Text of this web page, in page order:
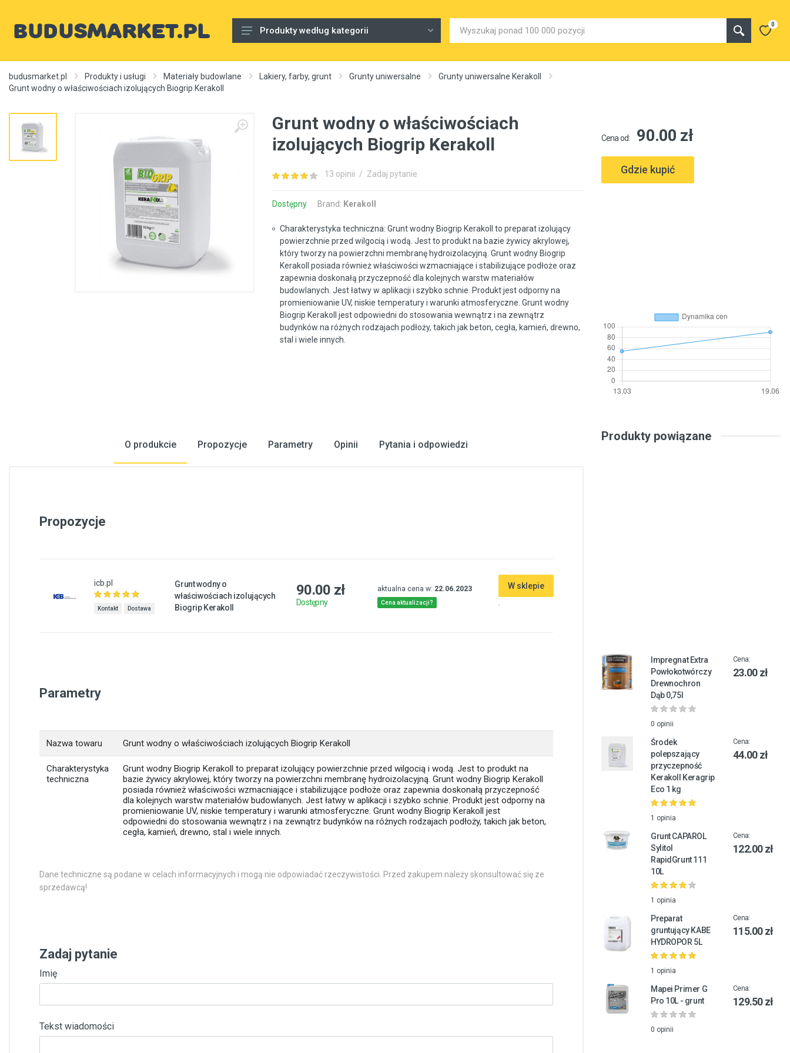
Materiały budowlane
Woda, gaz, ogrzewanie, kanalizacja, wentylacja
Wnętrze
Zewnętrzny
Artykuły dekoracyjne, dywany itp.
Produkty według kategorii
0
budusmarket.pl Produkty i usługi Materiały budowlane Lakiery, farby, grunt Grunty uniwersalne
Grunty uniwersalne Kerakoll
Grunt wodny o właściwościach izolujących Biogrip Kerakoll
Grunt wodny o właściwościach
izolujących Biogrip Kerakoll
13 opinii / Zadaj pytanie
Dostępny Brand: Kerakoll
Charakterystyka techniczna: Grunt wodny Biogrip Kerakoll to preparat izolujący
powierzchnie przed wilgocią i wodą. Jest to produkt na bazie żywicy akrylowej,
który tworzy na powierzchni membranę hydroizolacyjną. Grunt wodny Biogrip
Kerakoll posiada również właściwości wzmacniające i stabilizujące podłoże oraz
zapewnia doskonałą przyczepność dla kolejnych warstw materiałów
budowlanych. Jest łatwy w aplikacji i szybko schnie. Produkt jest odporny na
promieniowanie UV, niskie temperatury i warunki atmosferyczne. Grunt wodny
Biogrip Kerakoll jest odpowiedni do stosowania wewnątrz i na zewnątrz
budynków na różnych rodzajach podłoży, takich jak beton, cegła, kamień, drewno,
stal i wiele innych.
Cena od: 90.00 zł
Gdzie kupić
O produkcie Propozycje Parametry Opinii Pytania i odpowiedzi
Propozycje
icb.pl
Kontakt Dostawa
Grunt wodny o
właściwościach izolujących
Biogrip Kerakoll
90.00 zł
Dostępny
aktualna cena w: 22.06.2023
Cena aktualizacji?
W sklepie
.
Parametry
Nazwa towaru Grunt wodny o właściwościach izolujących Biogrip Kerakoll
Charakterystyka
techniczna
Grunt wodny Biogrip Kerakoll to preparat izolujący powierzchnie przed wilgocią i wodą. Jest to produkt na
bazie żywicy akrylowej, który tworzy na powierzchni membranę hydroizolacyjną. Grunt wodny Biogrip Kerakoll
posiada również właściwości wzmacniające i stabilizujące podłoże oraz zapewnia doskonałą przyczepność
dla kolejnych warstw materiałów budowlanych. Jest łatwy w aplikacji i szybko schnie. Produkt jest odporny na
promieniowanie UV, niskie temperatury i warunki atmosferyczne. Grunt wodny Biogrip Kerakoll jest
odpowiedni do stosowania wewnątrz i na zewnątrz budynków na różnych rodzajach podłoży, takich jak beton,
cegła, kamień, drewno, stal i wiele innych.
Dane techniczne są podane w celach informacyjnych i mogą nie odpowiadać rzeczywistości. Przed zakupem należy skonsultować się ze
sprzedawcą!
Zadaj pytanie
Imię
Tekst wiadomości
Produkty powiązane
Impregnat Extra
Powłokotwórczy
Drewnochron
Dąb 0,75l
0 opinii
Cena:
23.00 zł
Środek
polepszający
przyczepność
Kerakoll Keragrip
Eco 1 kg
1 opinia
Cena:
44.00 zł
Grunt CAPAROL
Sylitol
RapidGrunt 111
10L
1 opinia
Cena:
122.00 zł
Preparat
gruntujący KABE
HYDROPOR 5L
1 opinia
Cena:
115.00 zł
Mapei Primer G
Pro 10L - grunt
0 opinii
Cena:
129.50 zł